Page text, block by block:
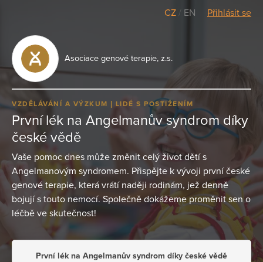
CZ / EN Přihlásit se
Asociace genové terapie, z.s.
VZDĚLÁVÁNÍ A VÝZKUM LIDÉ S POSTIŽENÍM
První lék na Angelmanův syndrom díky
české vědě
Vaše pomoc dnes může změnit celý život dětí s
Angelmanovým syndromem. Přispějte k vývoji první české
genové terapie, která vrátí naději rodinám, jež denně
bojují s touto nemocí. Společně dokážeme proměnit sen o
léčbě ve skutečnost!
První lék na Angelmanův syndrom díky české vědě